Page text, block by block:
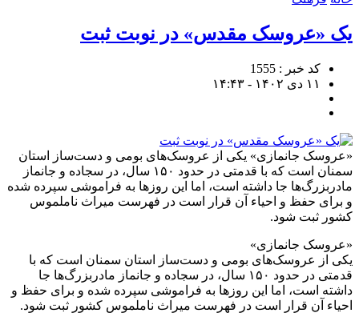
یک «عروسک مقدس» در نوبت ثبت
کد خبر : 1555
۱۱ دی ۱۴۰۲ - ۱۴:۴۳
«عروسک جانمازی» یکی از عروسک‌های بومی و دست‌ساز استان
سمنان است که با قدمتی در حدود ۱۵۰ سال، در سجاده و جانماز
مادربزرگ‌ها جا داشته است، اما این روزها به فراموشی سپرده شده
و برای حفظ و احیاء آن قرار است در فهرست میراث ناملموس
کشور ثبت شود.
«عروسک جانمازی»
یکی از عروسک‌های بومی و دست‌ساز استان سمنان است که با
قدمتی در حدود ۱۵۰ سال، در سجاده و جانماز مادربزرگ‌ها جا
داشته است، اما این روزها به فراموشی سپرده شده و برای حفظ و
احیاء آن قرار است در فهرست میراث ناملموس کشور ثبت شود.